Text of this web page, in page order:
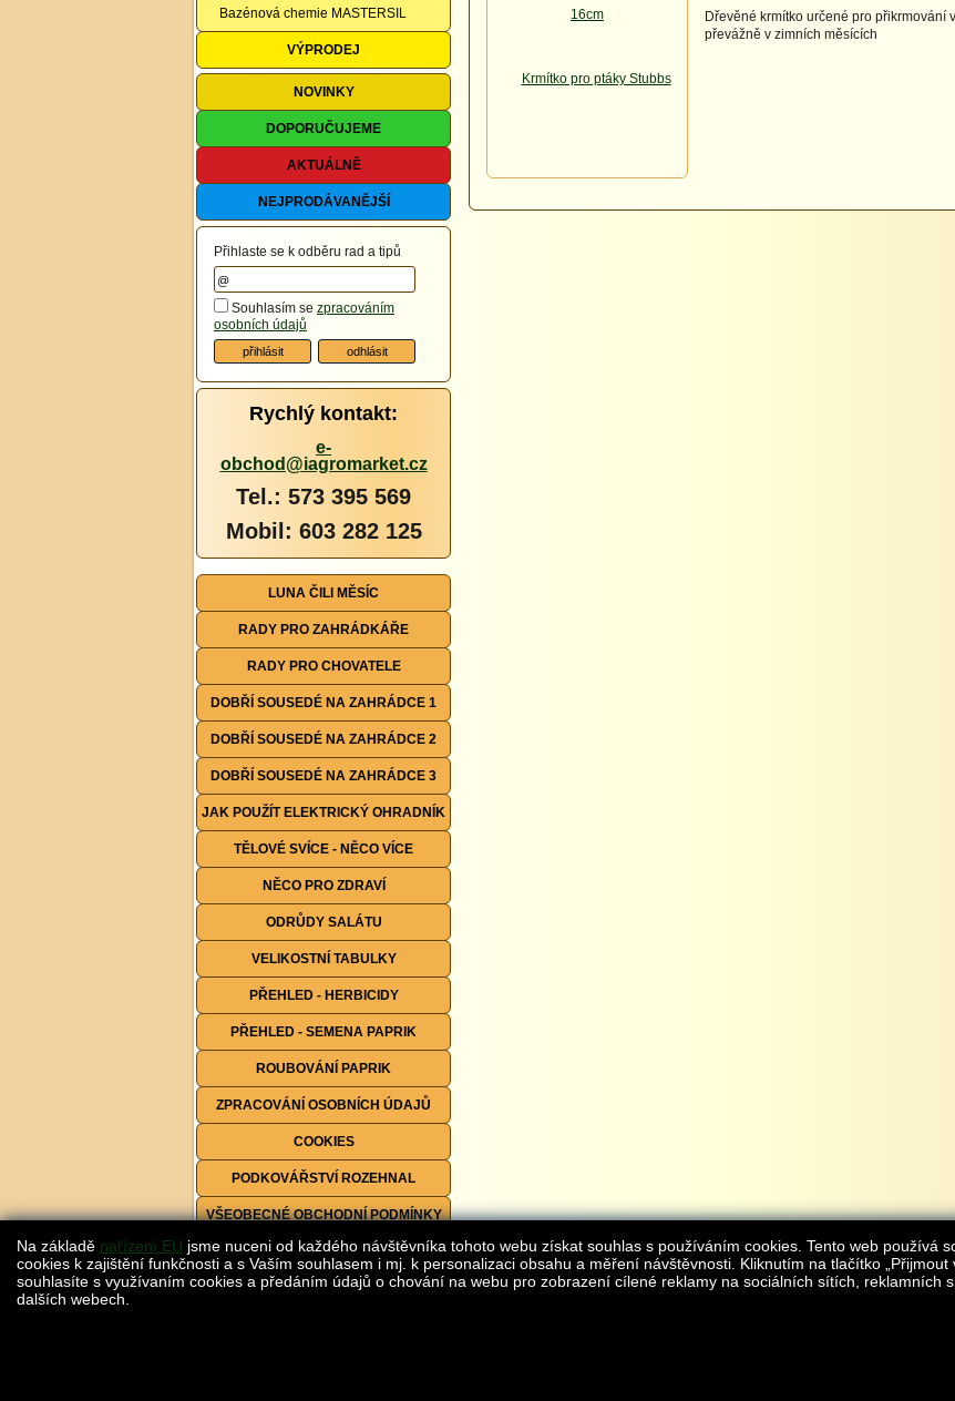
Bazénová chemie MASTERSIL
VÝPRODEJ
NOVINKY
DOPORUČUJEME
AKTUÁLNĚ
NEJPRODÁVANĚJŠÍ
Přihlaste se k odběru rad a tipů
Souhlasím se zpracováním
osobních údajů
Rychlý kontakt:
e-
obchod@iagromarket.cz
Tel.: 573 395 569
Mobil: 603 282 125
LUNA ČILI MĚSÍC
RADY PRO ZAHRÁDKÁŘE
RADY PRO CHOVATELE
DOBŘÍ SOUSEDÉ NA ZAHRÁDCE 1
DOBŘÍ SOUSEDÉ NA ZAHRÁDCE 2
DOBŘÍ SOUSEDÉ NA ZAHRÁDCE 3
JAK POUŽÍT ELEKTRICKÝ OHRADNÍK
TĚLOVÉ SVÍCE - NĚCO VÍCE
NĚCO PRO ZDRAVÍ
ODRŮDY SALÁTU
VELIKOSTNÍ TABULKY
PŘEHLED - HERBICIDY
PŘEHLED - SEMENA PAPRIK
ROUBOVÁNÍ PAPRIK
ZPRACOVÁNÍ OSOBNÍCH ÚDAJŮ
COOKIES
PODKOVÁŘSTVÍ ROZEHNAL
VŠEOBECNÉ OBCHODNÍ PODMÍNKY
FORMULÁŘE KE STAŽENÍ
Dřevěné krmítko určené pro přikrmování
převážně v zimních měsících
je AGROMARKET
Na základě nařízení EU jsme nuceni od každého návštěvníka tohoto webu získat souhlas s používáním cookies. Tento web používá
cookies k zajištění funkčnosti a s Vaším souhlasem i mj. k personalizaci obsahu a měření návštěvnosti. Kliknutím na tlačítko „Přijmout
souhlasíte s využívaním cookies a předáním údajů o chování na webu pro zobrazení cílené reklamy na sociálních sítích, reklamních
dalších webech.